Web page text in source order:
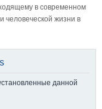
в современном
человеческой жизни в
данной